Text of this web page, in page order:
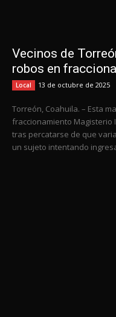
Vecinos de
robos en
Local 13 de octubre de 2025
Torreón, Coahuila. – Esta
fraccionamiento
tras percatarse de que
un sujeto intentando